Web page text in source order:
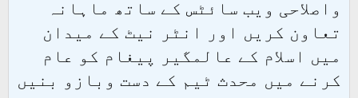
واصلاحی ویب سائٹس کے ساتھ ماہانہ
تعاون کریں اور انٹر نیٹ کے میدان
میں اسلام کے عالمگیر پیغام کو عام
کرنے میں محدث ٹیم کے دست وبازو بنیں